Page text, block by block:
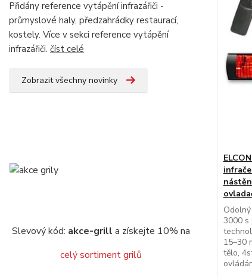
Přidány reference vytápění infrazářiči -
průmyslové haly, předzahrádky restaurací,
kostely. Více v sekci reference vytápění
infrazářiči. číst celé
Zobrazit všechny novinky
Slevový kód: akce-grill a získejte 10% na
celý sortiment grilů
3000 s
15–30
tělo,